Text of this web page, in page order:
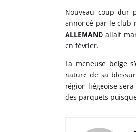
Nouveau coup dur
annoncé par le club
ALLEMAND allait
en février.
La meneuse belge
nature de sa
région liégeoise sera
des parquets